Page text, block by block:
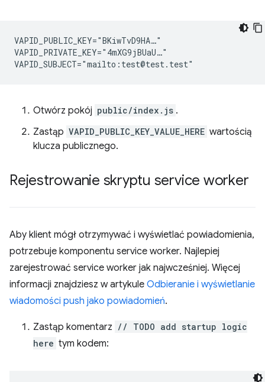
VAPID_PUBLIC_KEY="BKiwTvD9HA…"
VAPID_PRIVATE_KEY="4mXG9jBUaU…"
Otwórz pokój public/index.js .
Zastąp VAPID_PUBLIC_KEY_VALUE_HERE wartością
klucza publicznego.
Rejestrowanie skryptu service worker
Aby klient mógł otrzymywać i wyświetlać powiadomienia,
potrzebuje komponentu service worker. Najlepiej
zarejestrować service worker jak najwcześniej. Więcej
informacji znajdziesz w artykule Odbieranie i wyświetlanie
wiadomości push jako powiadomień.
Zastąp komentarz // TODO add startup logic
here tym kodem: